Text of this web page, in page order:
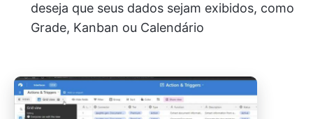
deseja que seus dados sejam exibidos, como
Grade, Kanban ou Calendário